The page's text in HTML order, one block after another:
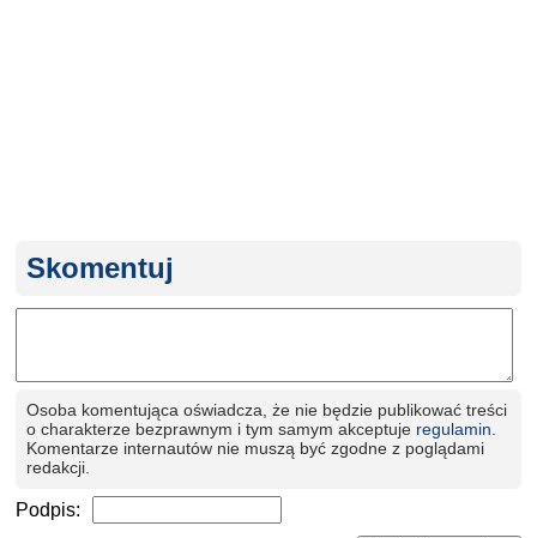
Skomentuj
Osoba komentująca oświadcza, że nie będzie publikować treści
o charakterze bezprawnym i tym samym akceptuje regulamin
Komentarze internautów nie muszą być zgodne z poglądami
redakcji.
Podpis: